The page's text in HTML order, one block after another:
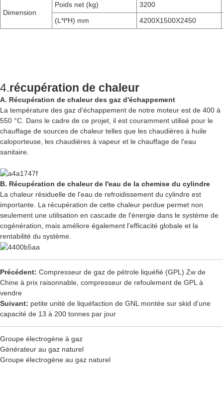
Dimension
Poids net (kg)
3200
(L*l*H) mm
4200X1500X2450
4.récupération de chaleur
A. Récupération de chaleur des gaz d'échappement
La température des gaz d'échappement de notre moteur est de 400 à
550 °C. Dans le cadre de ce projet, il est couramment utilisé pour le
chauffage de sources de chaleur telles que les chaudières à huile
caloporteuse, les chaudières à vapeur et le chauffage de l'eau
sanitaire.
B. Récupération de chaleur de l'eau de la chemise du cylindre
La chaleur résiduelle de l'eau de refroidissement du cylindre est
importante. La récupération de cette chaleur perdue permet non
seulement une utilisation en cascade de l'énergie dans le système de
cogénération, mais améliore également l'efficacité globale et la
rentabilité du système.
Précédent: Compresseur de gaz de pétrole liquéfié (GPL) Zw de
Chine à prix raisonnable, compresseur de refoulement de GPL à
vendre
Suivant: petite unité de liquéfaction de GNL montée sur skid d'une
capacité de 13 à 200 tonnes par jour
Groupe électrogène à gaz
Générateur au gaz naturel
Groupe électrogène au gaz naturel